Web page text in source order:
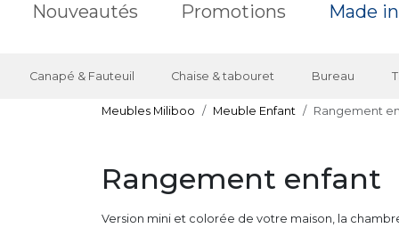
Nouveautés Promotions Made
Canapé & Fauteuil Chaise & tabouret Bureau
Meubles Miliboo Meuble Enfant Rangement
Rangement enfant
Version mini et colorée de votre maison, la